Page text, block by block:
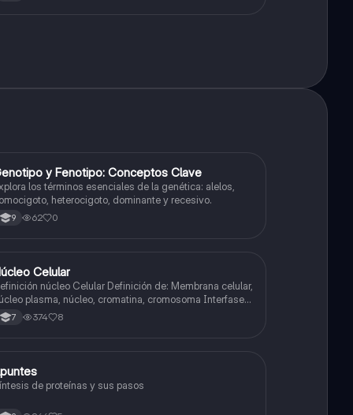
Biologia y Fenotipo: Conceptos Clave
los términos esenciales de la genética: alelos,
heterocigoto, dominante y recesivo.
9 62 0
BiologiaCelular
núcleo Celular Definición de: Membrana celular,
plasma, núcleo, cromatina, cromosoma Interfase
Fases de la interfase
7 374 8
Biologia
de proteínas y sus pasos